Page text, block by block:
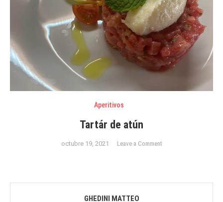
platos
Aperitivos
Tartár de atún
octubre 19, 2021 Leave a Commenton
GHEDINI MATTEO